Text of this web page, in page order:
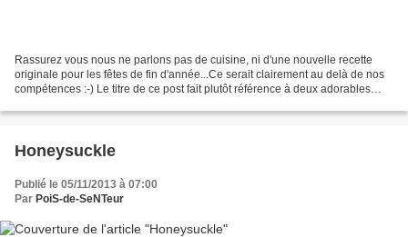
Rassurez vous nous ne parlons pas de cuisine, ni d'une nouvelle recette
originale pour les fêtes de fin d'année...Ce serait clairement au delà de nos
compétences :-) Le titre de ce post fait plutôt référence à deux adorables
Honeysuckle
Publié le 05/11/2013 à 07:00
Par PoiS-de-SeNTeur